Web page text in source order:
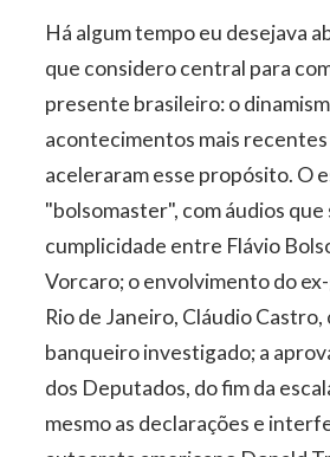
Há algum tempo eu desejava
que considero central para
presente brasileiro: o
acontecimentos mais recentes
aceleraram esse propósito. O
"bolsomaster", com áudios
cumplicidade entre Flávio
Vorcaro; o envolvimento do
Rio de Janeiro, Cláudio Castro,
banqueiro investigado; a
dos Deputados, do fim da
mesmo as declarações e